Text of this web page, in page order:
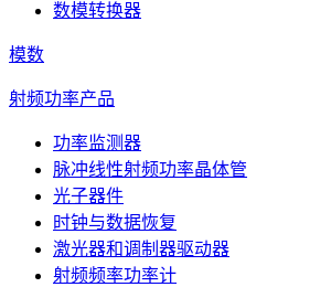
数模转换器
模数
射频功率产品
功率监测器
脉冲线性射频功率晶体管
光子器件
时钟与数据恢复
激光器和调制器驱动器
射频频率功率计